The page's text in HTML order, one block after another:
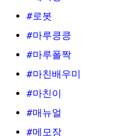
#로봇
#마루킁킁
#마루폴짝
#마친배우미
#마친이
#매뉴얼
#메모장